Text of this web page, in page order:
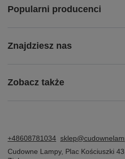
Popularni producenci
Znajdziesz nas
Zobacz także
+48608781034
Cudowne Lampy, Plac Kościuszki 43